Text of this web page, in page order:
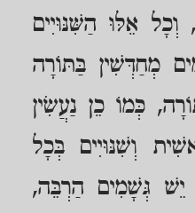
וְכָל אֵלּוּ הַשִּׁנּוּיִים
מְחַדְּשִׁין בַּתּוֹרָה
כְּמוֹ כֵן נַעֲשִׂין
וְשִׁנּוּיִים בְּכָל
יֵשׁ גְּשָׁמִים הַרְבֵּה,